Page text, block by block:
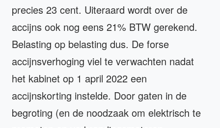
precies 23 cent. Uiteraard wordt over de
accijns ook nog eens 21% BTW gerekend.
Belasting op belasting dus. De forse
accijnsverhoging viel te verwachten nadat
het kabinet op 1 april 2022 een
accijnskorting instelde. Door gaten in de
begroting (en de noodzaak om elektrisch te